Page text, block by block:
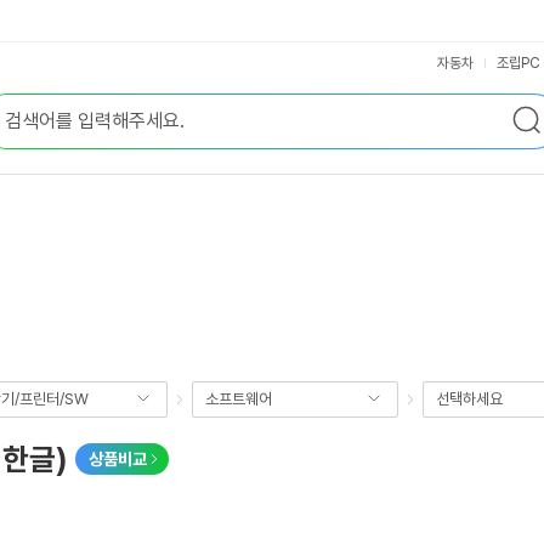
자동차 조립PC
/프린터/SW 소프트웨어 선택하세요
글) 상품비교